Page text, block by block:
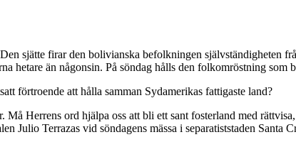
sjätte firar den bolivianska befolkningen självständigheten
hetare än någonsin. På söndag hålls den folkomröstning som
förtroende att hålla samman Sydamerikas fattigaste land?
Herrens ord hjälpa oss att bli ett sant fosterland med
Julio Terrazas vid söndagens mässa i separatiststaden Santa